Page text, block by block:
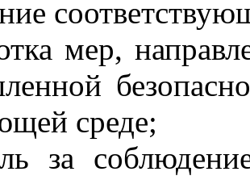
мер,
среде;
за